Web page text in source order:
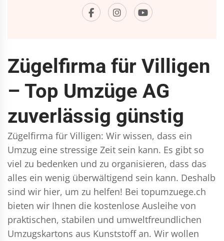
Zügelfirma für Villigen
– Top Umzüge AG
zuverlässig günstig
Zügelfirma für Villigen: Wir wissen, dass ein
Umzug eine stressige Zeit sein kann. Es gibt so
viel zu bedenken und zu organisieren, dass das
alles ein wenig überwältigend sein kann. Deshalb
sind wir hier, um zu helfen! Bei topumzuege.ch
bieten wir Ihnen die kostenlose Ausleihe von
praktischen, stabilen und umweltfreundlichen
Umzugskartons aus Kunststoff an. Wir wollen